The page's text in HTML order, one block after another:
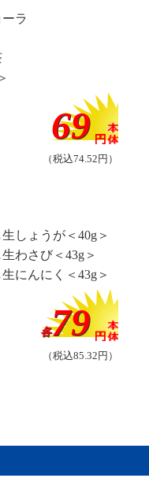
ラ
69
（税込74.52円）
生しょうが＜40g＞
生わさび＜43g＞
生にんにく＜43g＞
各79
（税込85.32円）